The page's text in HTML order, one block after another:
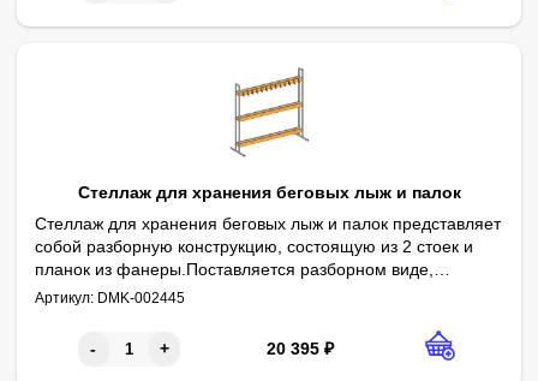
Стеллаж для хранения беговых лыж и палок
Стеллаж для хранения беговых лыж и палок представляет
собой разборную конструкцию, состоящую из 2 стоек и
планок из фанеры.Поставляется разборном виде,
устойчивая конструкция, мобильный вариант.
В комплекте 30 крючков.
Параметры:
Длина - 1800 мм
Артикул: DMK-002445
- + 20 395 ₽